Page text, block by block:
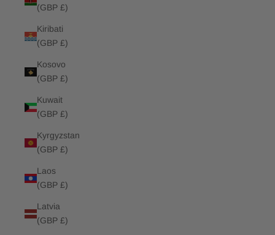
(GBP £)
Kiribati
(GBP £)
Kosovo
(GBP £)
Kuwait
(GBP £)
Kyrgyzstan
(GBP £)
Laos
(GBP £)
Latvia
(GBP £)